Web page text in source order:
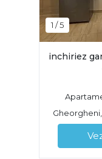
1 /5
inchiriez